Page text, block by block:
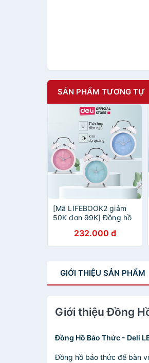
SẢN PHẨM TƯƠNG TỰ
[Mã LIFEBOOK2 giảm
50K đơn 99K] Đồng hồ
dương/Xanh lá/ Hồng -
8802
232.000 đ
GIỚI THIỆU SẢN PHẨM
Giới thiệu Đồng
Đồng Hồ Báo Thức - Deli
Đồng hồ báo thức để bàn